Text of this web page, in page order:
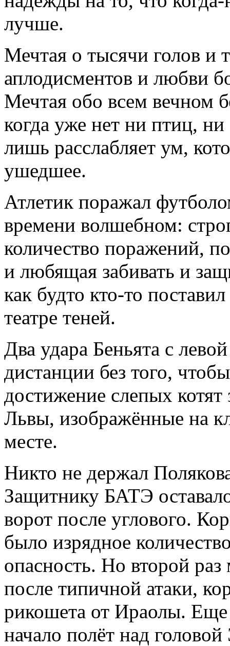
лучше.
Мечтая о тысячи голов и
аплодисментов и любви
Мечтая обо всем вечном
когда уже нет ни птиц,
лишь расслабляет ум,
ушедшее.
Атлетик поражал
времени волшебном:
количество поражений,
и любящая забивать и
как будто кто-то
театре теней.
Два удара Беньята с
дистанции без того,
достижение слепых
Львы, изображённые на
месте.
Никто не держал
Защитнику БАТЭ
ворот после углового.
было изрядное
опасность. Но второй
после типичной атаки,
рикошета от Ираолы.
начало полёт над